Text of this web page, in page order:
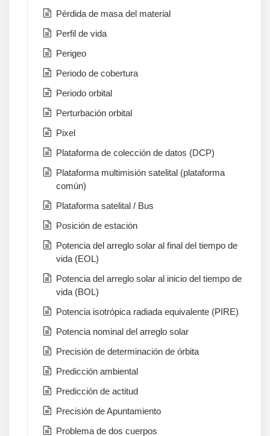
Pérdida de masa del material
Perfil de vida
Perigeo
Periodo de cobertura
Periodo orbital
Perturbación orbital
Pixel
Plataforma de colección de datos (DCP)
Plataforma multimisión satelital (plataforma
común)
Plataforma satelital / Bus
Posición de estación
Potencia del arreglo solar al final del tiempo de
vida (EOL)
Potencia del arreglo solar al inicio del tiempo de
vida (BOL)
Potencia isotrópica radiada equivalente (PIRE)
Potencia nominal del arreglo solar
Precisión de determinación de órbita
Predicción ambiental
Predicción de actitud
Precisión de Apuntamiento
Problema de dos cuerpos